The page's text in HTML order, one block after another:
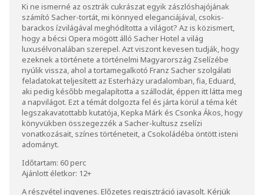
Ki ne ismerné az osztrák cukrászat egyik zászlóshajójának
számító Sacher-tortát, mi könnyed eleganciájával, csokis-
barackos ízvilágával meghódította a világot? Az is közismert,
hogy a bécsi Opera mögött álló Sacher Hotel a világ
luxusélvonalában szerepel. Azt viszont kevesen tudják, hogy
ezeknek a története a történelmi Magyarország Zselízébe
nyúlik vissza, ahol a tortamegalkotó Franz Sacher szolgálati
feladatokat teljesített az Esterházy uradalomban, fia, Eduard,
aki pedig később megalapította a szállodát, éppen itt látta meg
a napvilágot. Ezt a témát dolgozta fel és járta körül a téma két
legszakavatottabb kutatója, Kepka Márk és Csonka Ákos, hogy
könyvükben összegezzék a Sacher-kultusz zselízi
vonatkozásait, színes történeteit, a Csokoládéba öntött isteni
adományt.
Időtartam: 60 perc
Ajánlott életkor: 12+
A részvétel ingyenes. Előzetes regisztráció javasolt. Kérjük